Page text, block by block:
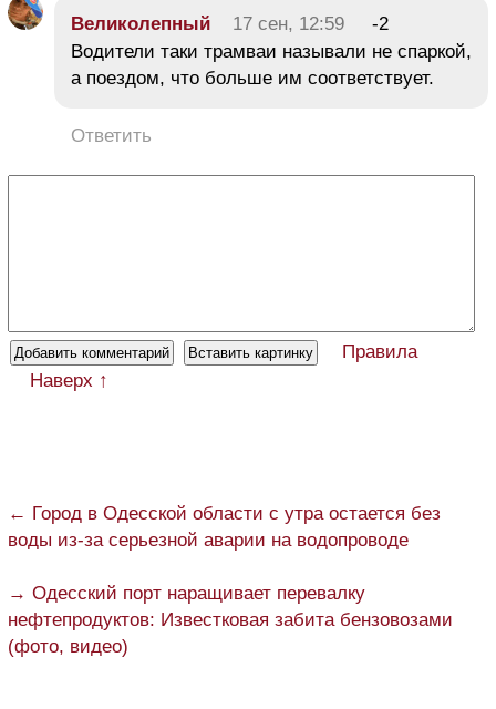
Великолепный 17 сен, 12:59
-2
Водители таки трамваи называли не спаркой,
а поездом, что больше им соответствует.
Ответить
Правила
Наверх ↑
← Город в Одесской области с утра остается без
воды из-за серьезной аварии на водопроводе
→ Одесский порт наращивает перевалку
нефтепродуктов: Известковая забита бензовозами
(фото, видео)